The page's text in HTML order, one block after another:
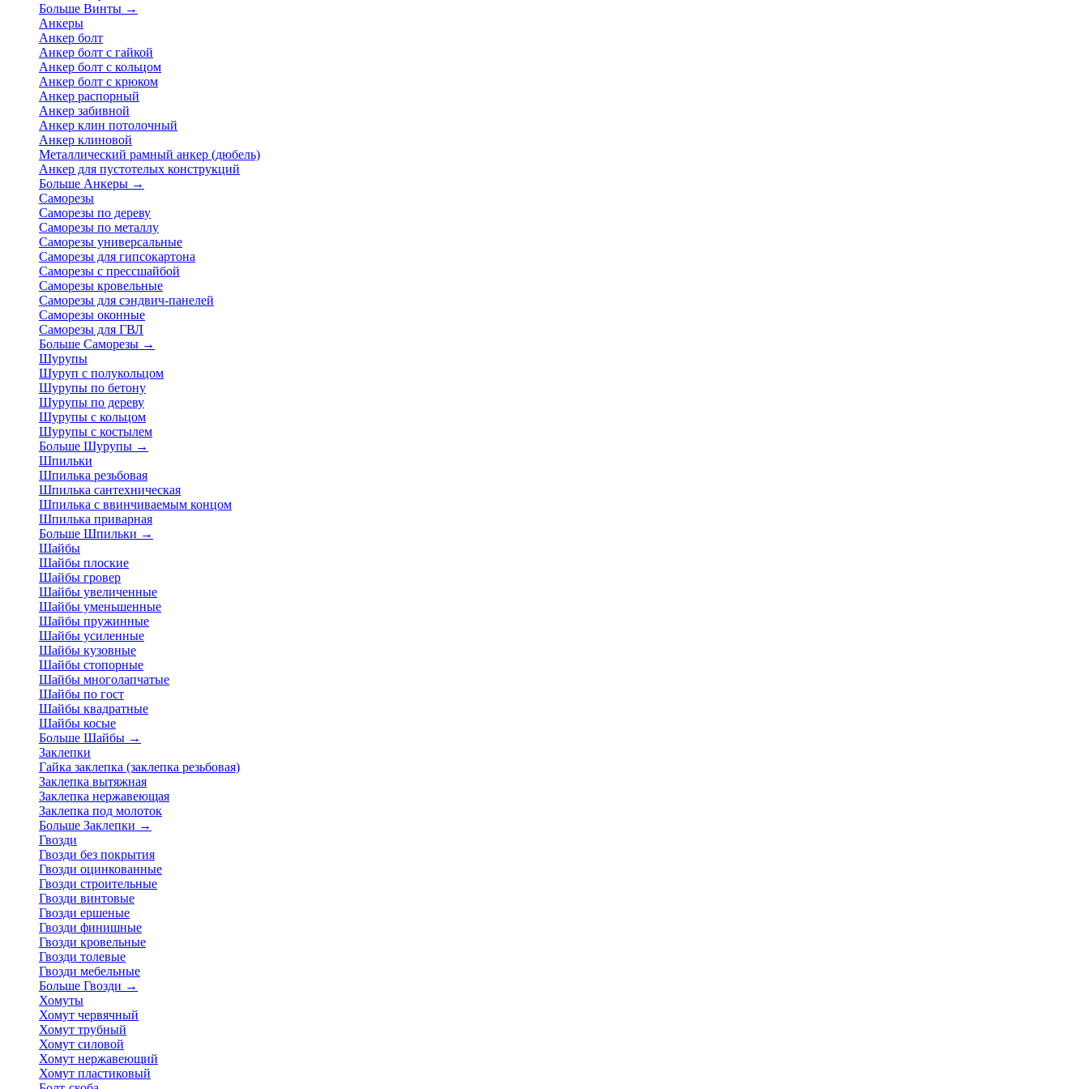
Больше Винты →
Анкеры
Анкер болт
Анкер болт с гайкой
Анкер болт с кольцом
Анкер болт с крюком
Анкер распорный
Анкер забивной
Анкер клин потолочный
Анкер клиновой
Металлический рамный анкер (дюбель)
Анкер для пустотелых конструкций
Больше Анкеры →
Саморезы
Саморезы по дереву
Саморезы по металлу
Саморезы универсальные
Саморезы для гипсокартона
Саморезы с прессшайбой
Саморезы кровельные
Саморезы для сэндвич-панелей
Саморезы оконные
Саморезы для ГВЛ
Больше Саморезы →
Шурупы
Шуруп с полукольцом
Шурупы по бетону
Шурупы по дереву
Шурупы с кольцом
Шурупы с костылем
Больше Шурупы →
Шпильки
Шпилька резьбовая
Шпилька сантехническая
Шпилька с ввинчиваемым концом
Шпилька приварная
Больше Шпильки →
Шайбы
Шайбы плоские
Шайбы гровер
Шайбы увеличенные
Шайбы уменьшенные
Шайбы пружинные
Шайбы усиленные
Шайбы кузовные
Шайбы стопорные
Шайбы многолапчатые
Шайбы по гост
Шайбы квадратные
Шайбы косые
Больше Шайбы →
Заклепки
Гайка заклепка (заклепка резьбовая)
Заклепка вытяжная
Заклепка нержавеющая
Заклепка под молоток
Больше Заклепки →
Гвозди
Гвозди без покрытия
Гвозди оцинкованные
Гвозди строительные
Гвозди винтовые
Гвозди ершеные
Гвозди финишные
Гвозди кровельные
Гвозди толевые
Гвозди мебельные
Больше Гвозди →
Хомуты
Хомут червячный
Хомут трубный
Хомут силовой
Хомут нержавеющий
Хомут пластиковый